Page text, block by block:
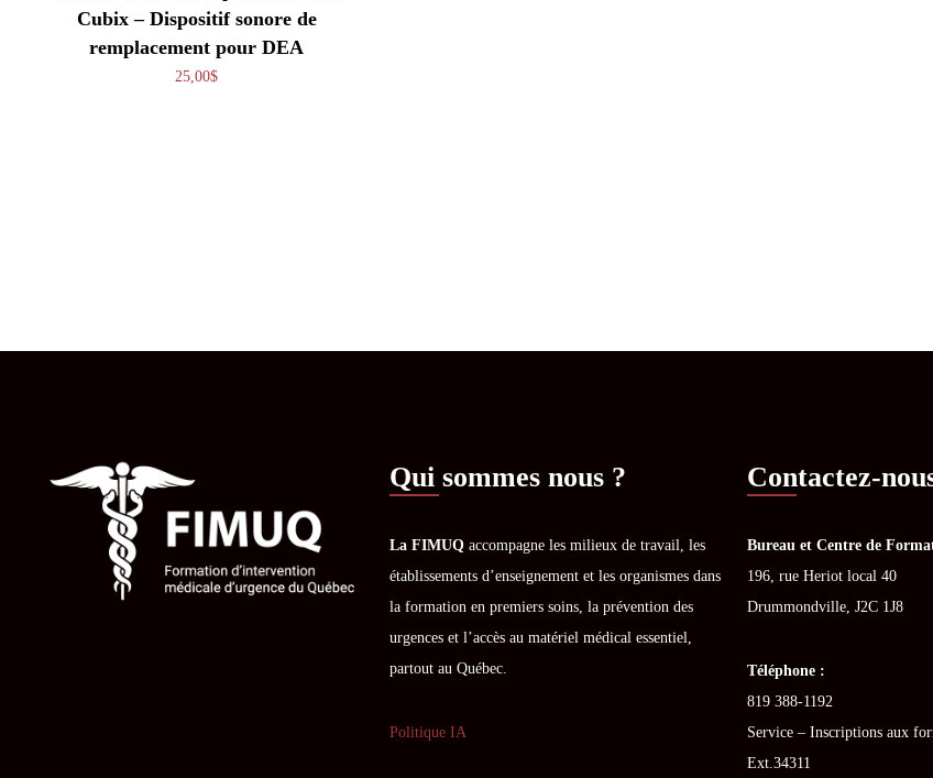
Cubix – Dispositif sonore de
remplacement pour DEA
25,00$
Qui sommes nous ?
La FIMUQ accompagne les milieux de travail, les
établissements d’enseignement et les organismes dans
la formation en premiers soins, la prévention des
urgences et l’accès au matériel médical essentiel,
partout au Québec.
Politique IA
Contactez-
Bureau et Centre de
196, rue Heriot local 40
Drummondville, J2C 1J8
Téléphone :
819 388-1192
Service – Inscriptions aux
Ext.34311